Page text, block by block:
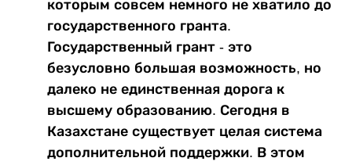
которым совсем немного не хватило до
государственного гранта.
Государственный грант - это
безусловно большая возможность, но
далеко не единственная дорога к
высшему образованию. Сегодня в
Казахстане существует целая система
дополнительной поддержки. В этом